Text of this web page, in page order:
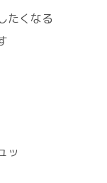
たくなる
ッ